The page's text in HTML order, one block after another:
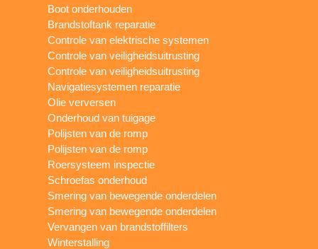
Boot onderhouden
Brandstoftank reparatie
Controle van elektrische systemen
Controle van veiligheidsuitrusting
Controle van veiligheidsuitrusting
Navigatiesystemen reparatie
Olie verversen
Onderhoud van tuigage
Polijsten van de romp
Polijsten van de romp
Roersysteem inspectie
Schroefas onderhoud
Smering van bewegende onderdelen
Smering van bewegende onderdelen
Vervangen van brandstoffilters
Winterstalling